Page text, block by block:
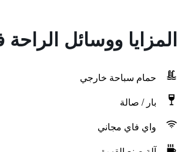
المزايا ووسائل
حمام سباحة خارجي
بار / صالة
واي فاي مجاني